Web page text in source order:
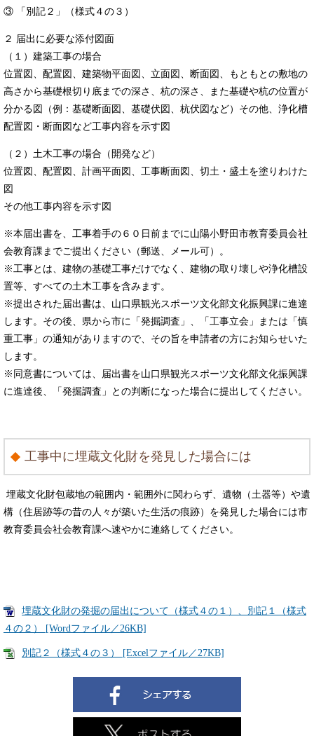
③ 「別記２」（様式４の３）
２ 届出に必要な添付図面
（１）建築工事の場合
位置図、配置図、建築物平面図、立面図、断面図、もともとの敷地の
高さから基礎根切り底までの深さ、杭の深さ、また基礎や杭の位置が
分かる図（例：基礎断面図、基礎伏図、杭伏図など）その他、浄化槽
配置図・断面図など工事内容を示す図
（２）土木工事の場合（開発など）
位置図、配置図、計画平面図、工事断面図、切土・盛土を塗りわけた
図
その他工事内容を示す図
※本届出書を、工事着手の６０日前までに山陽小野田市教育委員会社
会教育課までご提出ください（郵送、メール可）。
※工事とは、建物の基礎工事だけでなく、建物の取り壊しや浄化槽設
置等、すべての土木工事を含みます。
※提出された届出書は、山口県観光スポーツ文化部文化振興課に進達
します。その後、県から市に「発掘調査」、「工事立会」または「慎
重工事」の通知がありますので、その旨を申請者の方にお知らせいた
します。
※同意書については、届出書を山口県観光スポーツ文化部文化振興課
に進達後、「発掘調査」との判断になった場合に提出してください。
工事中に埋蔵文化財を発見した場合には
埋蔵文化財包蔵地の範囲内・範囲外に関わらず、遺物（土器等）や遺
構（住居跡等の昔の人々が築いた生活の痕跡）を発見した場合には市
教育委員会社会教育課へ速やかに連絡してください。
埋蔵文化財の発掘の届出について（様式４の１）、別記１（様式
４の２） [Wordファイル／26KB]
別記２（様式４の３） [Excelファイル／27KB]